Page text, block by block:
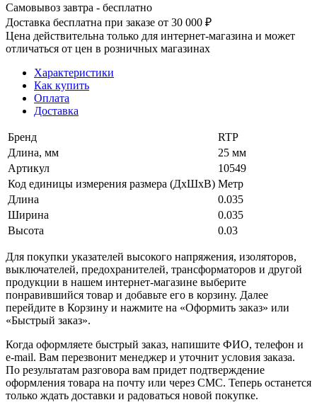
Самовывоз завтра - бесплатно
Доставка бесплатна при заказе от 30 000 ₽
Цена действительна только для интернет-магазина и может
отличаться от цен в розничных магазинах
Характеристики
Как купить
Оплата
Доставка
Бренд
RTP
Длина, мм
25 мм
Артикул
10549
Код единицы измерения размера (ДхШхВ) Метр
Длина
0.035
Ширина
0.035
Высота
0.03
Для покупки указателей высокого напряжения, изоляторов,
выключателей, предохранителей, трансформаторов и другой
продукции в нашем интернет-магазине выберите
понравившийся товар и добавьте его в корзину. Далее
перейдите в Корзину и нажмите на «Оформить заказ» или
«Быстрый заказ».
Когда оформляете быстрый заказ, напишите ФИО, телефон и
e-mail. Вам перезвонит менеджер и уточнит условия заказа.
По результатам разговора вам придет подтверждение
оформления товара на почту или через СМС. Теперь останется
только ждать доставки и радоваться новой покупке.